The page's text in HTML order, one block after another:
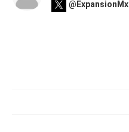
@ExpansionMx